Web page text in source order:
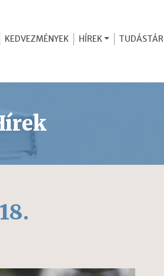
KEDVEZMÉNYEK HÍREK TUDÁSTÁR